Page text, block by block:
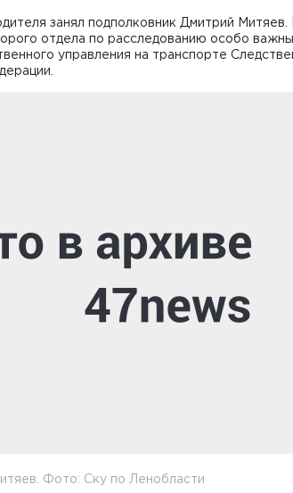
занял подполковник Дмитрий Митяев.
отдела по расследованию особо
управления на транспорте
Фото: Ску по Ленобласти